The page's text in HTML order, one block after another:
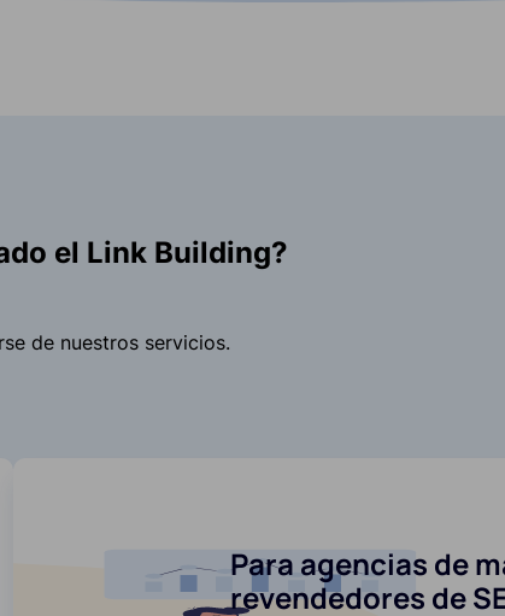
el Link Building?
de nuestros servicios.
Para agencias de
revendedores de